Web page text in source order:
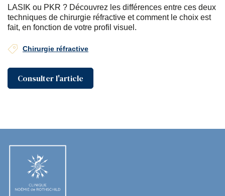
LASIK ou PKR ? Découvrez les différences entre ces deux
techniques de chirurgie réfractive et comment le choix est
fait, en fonction de votre profil visuel.
Chirurgie réfractive
Consulter l'article